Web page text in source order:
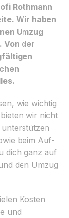
Rothmann
Wir haben
Umzug
Von der
wie wichtig
wir nicht
beim Auf-
dich ganz auf
den Umzug
Kosten
und